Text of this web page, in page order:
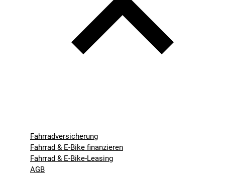
Fahrradversicherung
Fahrrad & E-Bike finanzieren
Fahrrad & E-Bike-Leasing
AGB